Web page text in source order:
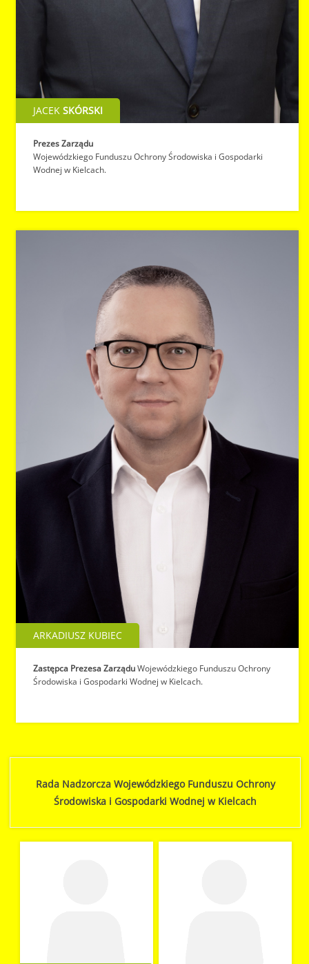
JACEK SKÓRSKI
Prezes Zarządu
Wojewódzkiego Funduszu Ochrony Środowiska i Gospodarki
Wodnej w Kielcach.
ARKADIUSZ KUBIEC
Zastępca Prezesa ZarząduWojewódzkiego Funduszu Ochrony
Środowiska i Gospodarki Wodnej w Kielcach.
Rada Nadzorcza Wojewódzkiego Funduszu Ochrony
Środowiska i Gospodarki Wodnej w Kielcach